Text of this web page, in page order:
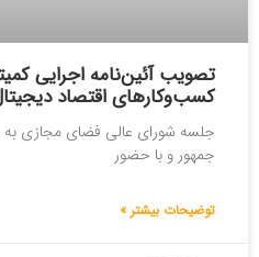
تصویب آئین‌نامه اجرایی
کسب‌وکارهای اقتصاد
جلسه شورای عالی فضای مجازی
جمهور و با حضور
توضیحات بیشتر »